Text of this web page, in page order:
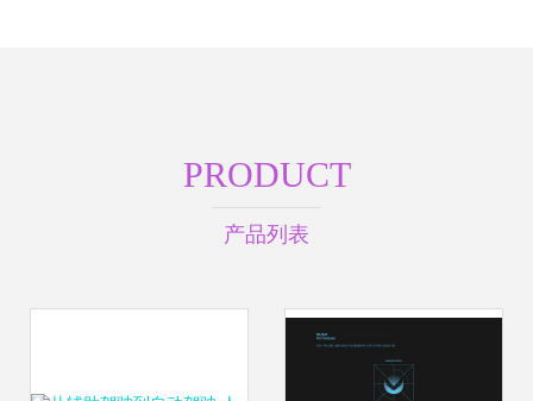
PRODUCT
产品列表